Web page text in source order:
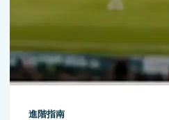
進階指南